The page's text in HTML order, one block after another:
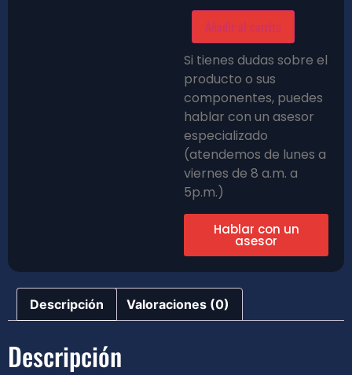
Añadir al carrito
Si tienes dudas sobre el
producto o sus
componentes, puedes
hablar con un asesor
especializado
(atendemos de lunes a
viernes de 8 a.m. a
5p.m.)
Hablar con un
asesor
Descripción Valoraciones (0)
Descripción